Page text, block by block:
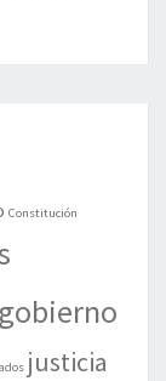
Constitución
gobierno
justicia